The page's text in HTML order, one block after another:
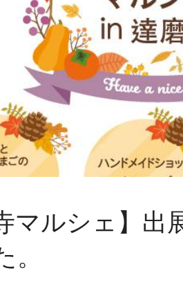
マルシェ】出
。